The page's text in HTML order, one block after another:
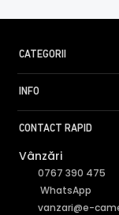
CATEGORII
INFO
CONTACT RAPID
Vânzări
0767 390 475
WhatsApp
vanzari@e-